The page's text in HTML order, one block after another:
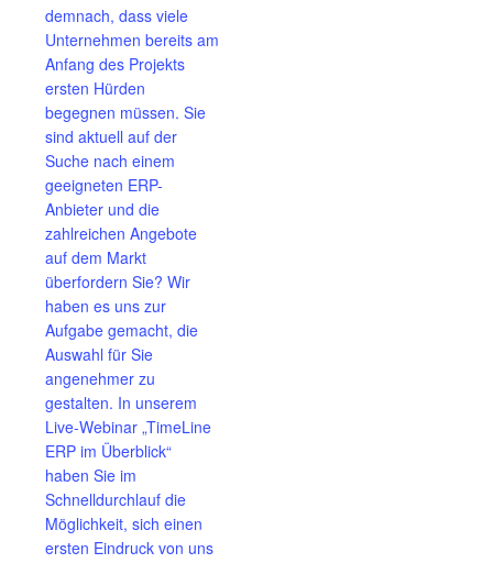
demnach, dass viele
Unternehmen bereits am
Anfang des Projekts
ersten Hürden
begegnen müssen. Sie
sind aktuell auf der
Suche nach einem
geeigneten ERP-
Anbieter und die
zahlreichen Angebote
auf dem Markt
überfordern Sie? Wir
haben es uns zur
Aufgabe gemacht, die
Auswahl für Sie
angenehmer zu
gestalten. In unserem
Live-Webinar „TimeLine
ERP im Überblick“
haben Sie im
Schnelldurchlauf die
Möglichkeit, sich einen
ersten Eindruck von uns